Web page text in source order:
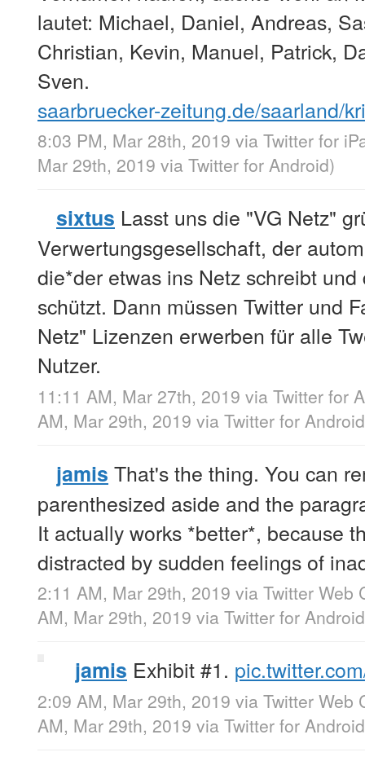
lautet: Michael, Daniel, Andreas,
Christian, Kevin, Manuel, Patrick,
Sven.
saarbruecker-zeitung.de/saarland/
8:03 PM, Mar 28th, 2019 via Twitter for
Mar 29th, 2019 via Twitter for Android)
sixtus Lasst uns die "VG Netz"
Verwertungsgesellschaft, der
die*der etwas ins Netz schreibt und
schützt. Dann müssen Twitter und
Netz" Lizenzen erwerben für alle
Nutzer.
11:11 AM, Mar 27th, 2019 via Twitter for
AM, Mar 29th, 2019 via Twitter for Android
jamis That's the thing. You can
parenthesized aside and the
It actually works *better*, because
distracted by sudden feelings of
2:11 AM, Mar 29th, 2019 via Twitter Web
AM, Mar 29th, 2019 via Twitter for Android
jamis Exhibit #1.
2:09 AM, Mar 29th, 2019 via Twitter Web
AM, Mar 29th, 2019 via Twitter for Android